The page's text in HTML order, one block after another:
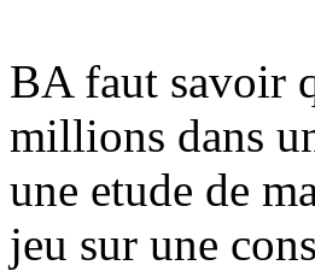
BA faut savoir
millions dans
une etude de
jeu sur une